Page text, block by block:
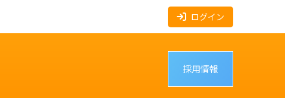
ログイン
採用情報